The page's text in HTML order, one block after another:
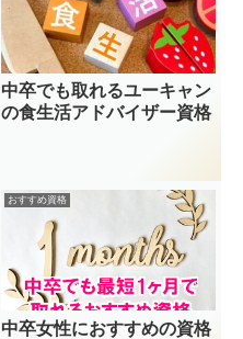
中卒でも取れるユーキャン
の食生活アドバイザー資格
おすすめ資格
中卒女性におすすめの資格